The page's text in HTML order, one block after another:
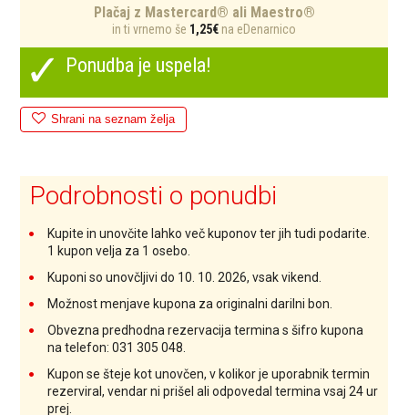
Plačaj z Mastercard® ali Maestro®
in ti vrnemo še 1,25€ na eDenarnico
✓ Ponudba je uspela!
Shrani na seznam želja
Podrobnosti o ponudbi
Kupite in unovčite lahko več kuponov ter jih tudi podarite.
1 kupon velja za 1 osebo.
Kuponi so unovčljivi do 10. 10. 2026, vsak vikend.
Možnost menjave kupona za originalni darilni bon.
Obvezna predhodna rezervacija termina s šifro kupona
na telefon: 031 305 048.
Kupon se šteje kot unovčen, v kolikor je uporabnik termin
rezerviral, vendar ni prišel ali odpovedal termina vsaj 24 ur
prej.